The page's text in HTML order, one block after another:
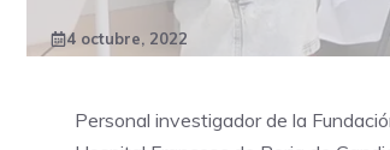
4 octubre, 2022
Personal investigador de la